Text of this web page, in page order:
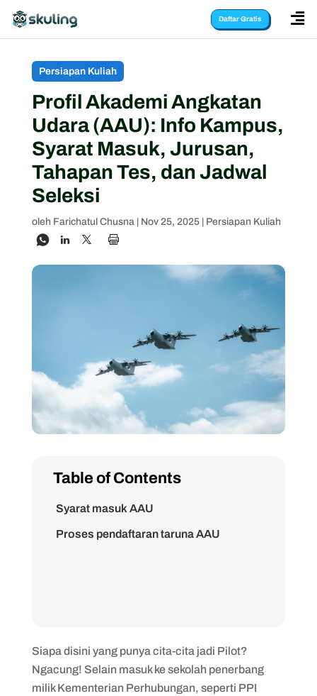
Daftar Gratis 
Persiapan Kuliah
Profil Akademi Angkatan
Udara (AAU): Info Kampus,
Syarat Masuk, Jurusan,
Tahapan Tes, dan Jadwal
Seleksi
oleh Farichatul Chusna| Nov 25, 2025| Persiapan Kuliah
Table of Contents
Syarat masuk AAU
Proses pendaftaran taruna AAU
Siapa disini yang punya cita-cita jadi Pilot?
Ngacung! Selain masuk ke sekolah penerbang
milik Kementerian Perhubungan, seperti PPI